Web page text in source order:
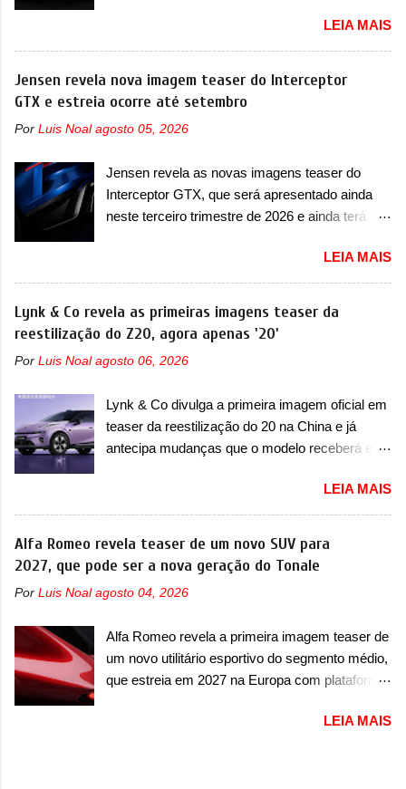
marca divulgou algumas imagens externas e
informações sobre o sedã, que terá seu
lançamento ainda neste ano de 2026. Em
termos de design, o Formula S segue
basicamente as mesmas linhas do conceito
aconteceu no primeiro semestre. Na dianteira, o
sedã conta com faróis mais quadrados e
compactos, com luzes ...
apresentou as primeiras imagens teaser de um
novo superesportivo que vai oferecer aos seus
consumidores. Trata-se do Dune, um cupê
superesportivo que terá uma proposta off-road
tiveram, como o Porsche 911 Dakar e o...
italiano tem grande parte no desenvolvimento
do Dune. Baseado no Huracán, o Dune nasce
com uma proposta similar ao que a marca
característico da Rezvani. Junto com as
imagens, a marca já confirmou que o Dune será
um carro muito exclusivo. Ao todo, serão
apenas sete unidades produzidas... para todo
equipado com um motor V10 Supercharger
capaz de desenvolver cerca de 800cv que
separou a performance exótica da aventura i...
LEIA MAIS
Jensen revela nova imagem teaser do Interceptor
GTX e estreia ocorre até setembro
Por Luis Noal agosto 05, 2026
Jensen revela as novas imagens teaser do
Interceptor GTX, que será apresentado ainda
neste terceiro trimestre de 2026 e ainda terá
International Automotive (abreviação de JIA)
apresentou uma nova imagem teaser que
mostra como será o Interceptor GTX, o
esportivo que recolocará a marca no mercado.
O granturismo (GT) apareceu em uma nova
imagem de traseira, onde ele aparece o para-
esportivo será apresentado no terceiro trimestre
de 2026, ou seja, acontecerá entre os meses de
julho e setembro (e já estamos em agosto), ou
o dia 30 de setembro. A marca confirmou que
vai apresentar um "protótipo de pré-produção,
de altíssimo desempenho, exclusivo para
pistas" , que vai antecipar as futuras versões de
rua do esportivo. Ao mesmo tempo, a Jensen
“protótipo aprimorado” que estabelece as bases
LEIA MAIS
Lynk & Co revela as primeiras imagens teaser da
reestilização do Z20, agora apenas '20'
Por Luis Noal agosto 06, 2026
Lynk & Co divulga a primeira imagem oficial em
teaser da reestilização do 20 na China e já
antecipa mudanças que o modelo receberá em
apresentar na China as primeiras mudanças
para o Z20, um misto de hatch com SUV que é
vendido no mercado chinês desde o
lançamento, em 2024. Agora, o modelo passará
por sua primeira mudança visual e também
mudará de nome. Vendido na Europa como 02
vendido na China apenas como ‘20’. Junto das
mudanças visuais, a marca confirmou que ele
pode ser um dos primeiros produtos da
Chamado de ’16 em 1’, também chamado de
LEIA MAIS
Alfa Romeo revela teaser de um novo SUV para
2027, que pode ser a nova geração do Tonale
Por Luis Noal agosto 04, 2026
Alfa Romeo revela a primeira imagem teaser de
um novo utilitário esportivo do segmento médio,
que estreia em 2027 na Europa com plataforma
imagem teaser de um novo utilitário esportivo
LEIA MAIS